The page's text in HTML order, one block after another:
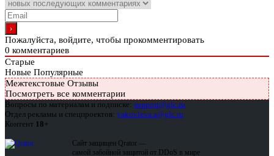
Пожалуйста, войдите, чтобы прокомментировать
0 комментариев
Старые
Новые Популярные
Межтекстовые Отзывы
Посмотреть все комментарии
Вопросы по материалам и подписке: support@glc.ru
Отдел рекламы и спецпроектов: yakovleva.a@glc.ru
Контент 18+
Сайт защищен Qrator —
самой забойной защитой от DDoS в мире